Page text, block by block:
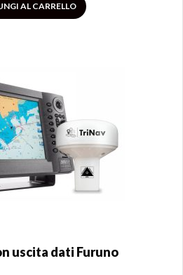
AL CARRELLO
uscita dati Furuno